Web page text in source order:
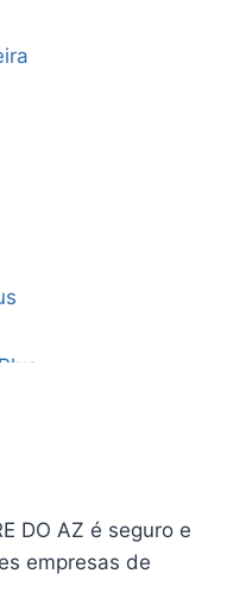
Primeira
DO AZ é seguro e
empresas de